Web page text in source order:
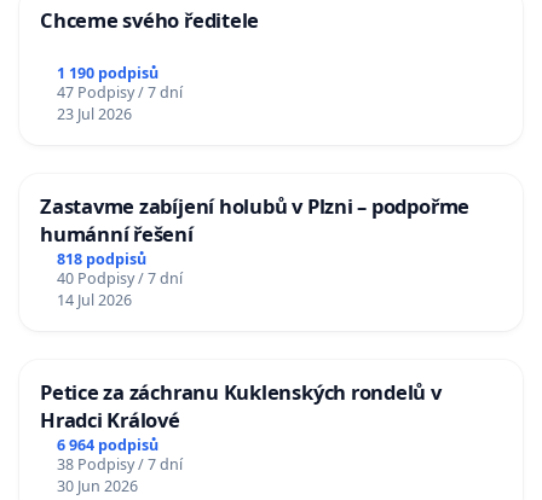
Chceme svého ředitele
1 190 podpisů
47 Podpisy / 7 dní
23 Jul 2026
Zastavme zabíjení holubů v Plzni – podpořme
humánní řešení
818 podpisů
40 Podpisy / 7 dní
14 Jul 2026
Petice za záchranu Kuklenských rondelů v
Hradci Králové
6 964 podpisů
38 Podpisy / 7 dní
30 Jun 2026